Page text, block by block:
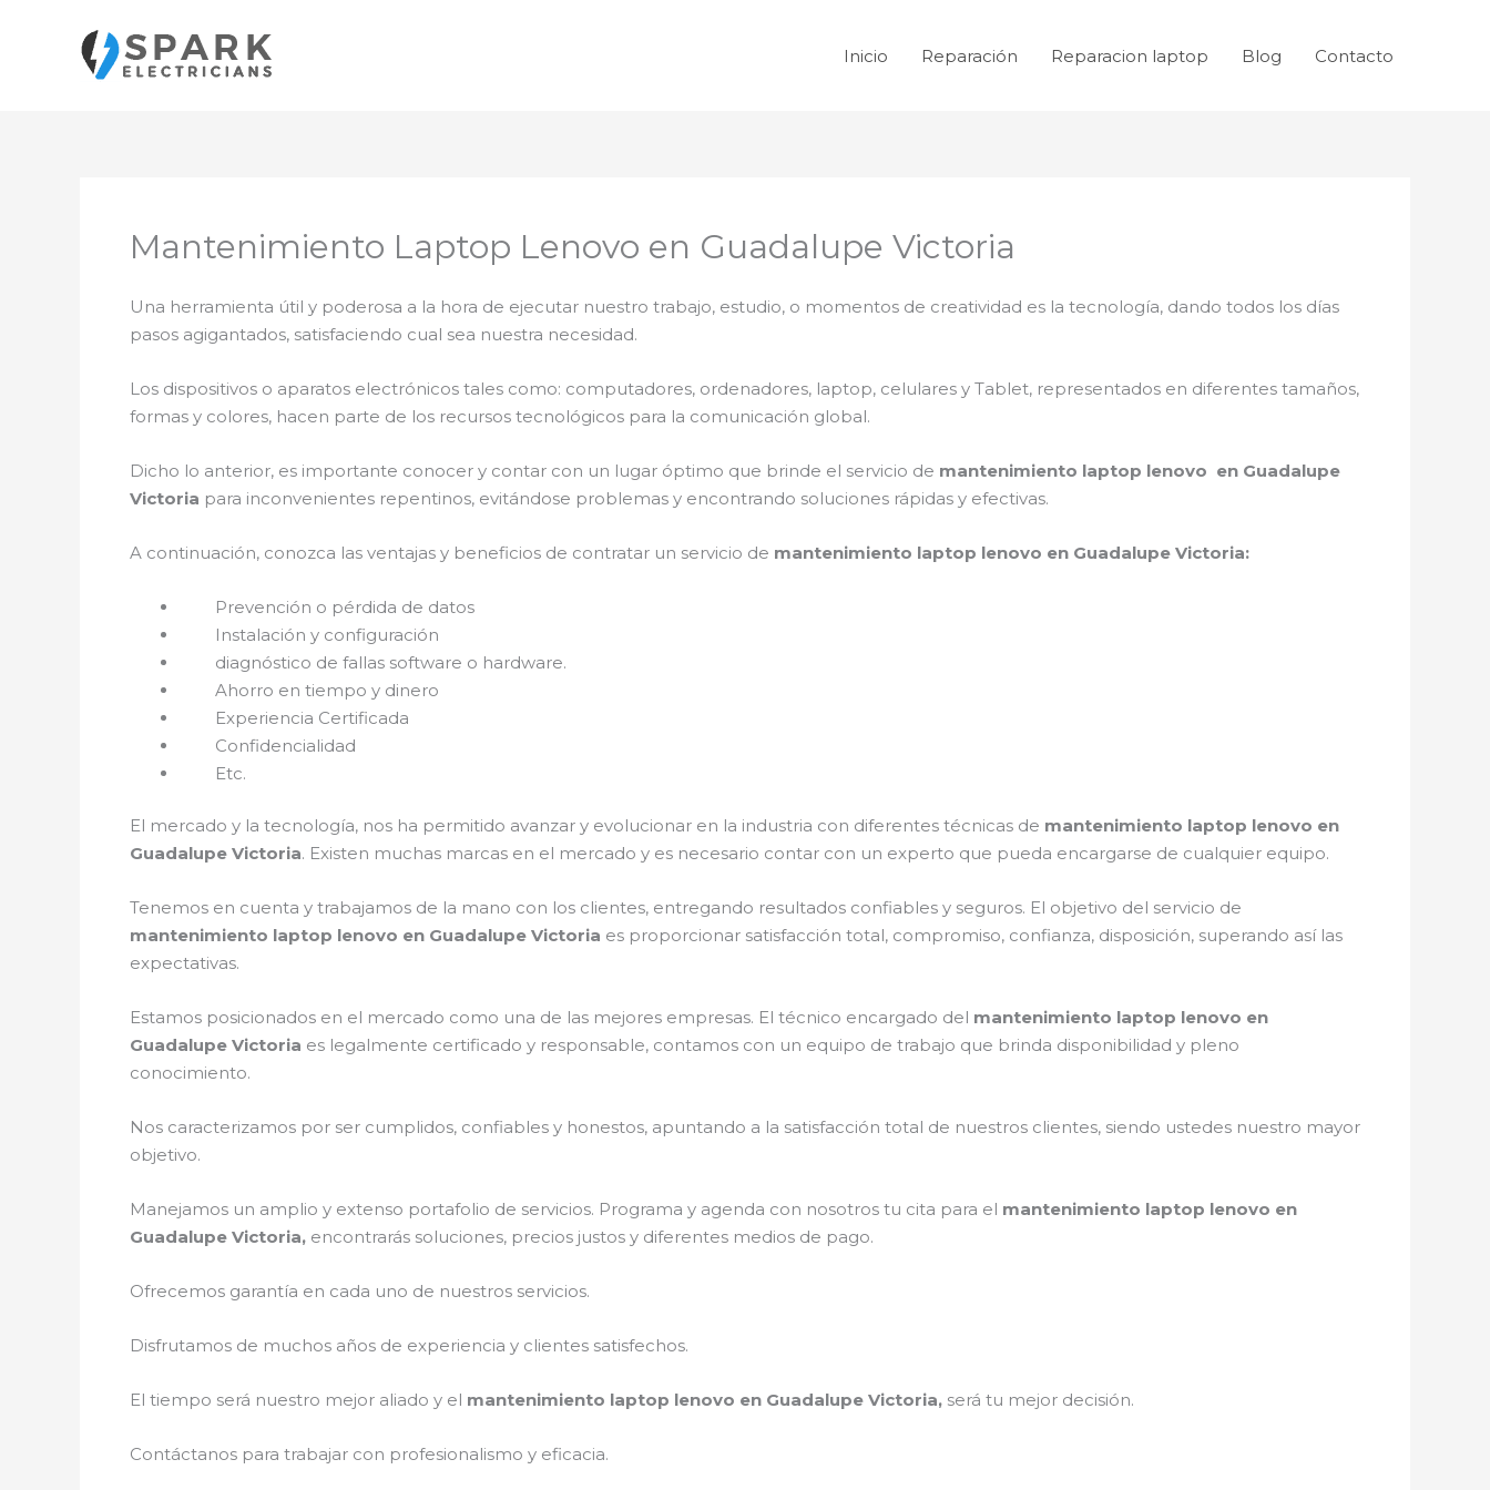
contenido
Inicio Reparación Reparacion laptop Blog Contacto
Mantenimiento Laptop Lenovo en Guadalupe Victoria
Una herramienta útil y poderosa a la hora de ejecutar nuestro trabajo, estudio, o momentos de creatividad es la tecnología, dando todos los días
pasos agigantados, satisfaciendo cual sea nuestra necesidad.
Los dispositivos o aparatos electrónicos tales como: computadores, ordenadores, laptop, celulares y Tablet, representados en diferentes tamaños,
formas y colores, hacen parte de los recursos tecnológicos para la comunicación global.
Dicho lo anterior, es importante conocer y contar con un lugar óptimo que brinde el servicio de mantenimiento laptop lenovo en Guadalupe
Victoria para inconvenientes repentinos, evitándose problemas y encontrando soluciones rápidas y efectivas.
A continuación, conozca las ventajas y beneficios de contratar un servicio de mantenimiento laptop lenovo en Guadalupe Victoria:
Prevención o pérdida de datos
Instalación y configuración
diagnóstico de fallas software o hardware.
Ahorro en tiempo y dinero
Experiencia Certificada
Confidencialidad
Etc.
El mercado y la tecnología, nos ha permitido avanzar y evolucionar en la industria con diferentes técnicas de mantenimiento laptop lenovo en
Guadalupe Victoria. Existen muchas marcas en el mercado y es necesario contar con un experto que pueda encargarse de cualquier equipo.
Tenemos en cuenta y trabajamos de la mano con los clientes, entregando resultados confiables y seguros. El objetivo del servicio de
mantenimiento laptop lenovo en Guadalupe Victoria es proporcionar satisfacción total, compromiso, confianza, disposición, superando así las
expectativas.
Estamos posicionados en el mercado como una de las mejores empresas. El técnico encargado del mantenimiento laptop lenovo en
Guadalupe Victoria es legalmente certificado y responsable, contamos con un equipo de trabajo que brinda disponibilidad y pleno
conocimiento.
Nos caracterizamos por ser cumplidos, confiables y honestos, apuntando a la satisfacción total de nuestros clientes, siendo ustedes nuestro mayor
objetivo.
Manejamos un amplio y extenso portafolio de servicios. Programa y agenda con nosotros tu cita para el mantenimiento laptop lenovo en
Guadalupe Victoria, encontrarás soluciones, precios justos y diferentes medios de pago.
Ofrecemos garantía en cada uno de nuestros servicios.
Disfrutamos de muchos años de experiencia y clientes satisfechos.
El tiempo será nuestro mejor aliado y el mantenimiento laptop lenovo en Guadalupe Victoria, será tu mejor decisión.
Contáctanos para trabajar con profesionalismo y eficacia.